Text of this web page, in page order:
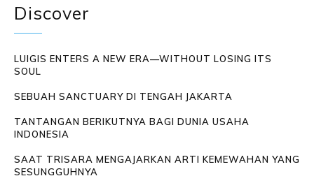
Discover
LUIGIS ENTERS A NEW ERA—WITHOUT LOSING ITS
SOUL
SEBUAH SANCTUARY DI TENGAH JAKARTA
TANTANGAN BERIKUTNYA BAGI DUNIA USAHA
INDONESIA
SAAT TRISARA MENGAJARKAN ARTI KEMEWAHAN YANG
SESUNGGUHNYA